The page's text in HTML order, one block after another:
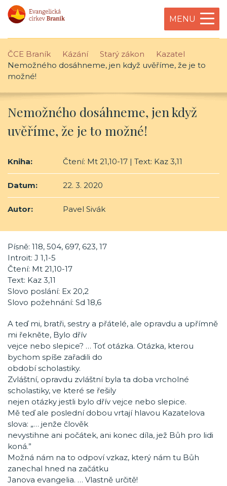
MENU
ČCE Braník Kázání Starý zákon
Kazatel
Nemožného dosáhneme, jen když uvěříme, že je to
možné!
Nemožného dosáhneme, jen když
uvěříme, že je to možné!
Kniha: Čtení: Mt 21,10-17 | Text: Kaz 3,11
Datum: 22. 3. 2020
Autor: Pavel Sivák
Písně: 118, 504, 697, 623, 17
Introit: J 1,1-5
Čtení: Mt 21,10-17
Text: Kaz 3,11
Slovo poslání: Ex 20,2
Slovo požehnání: Sd 18,6
A teď mi, bratři, sestry a přátelé, ale opravdu a upřímně
mi řekněte, Bylo dřív
vejce nebo slepice? … Toť otázka. Otázka, kterou
bychom spíše zařadili do
období scholastiky.
Zvláštní, opravdu zvláštní byla ta doba vrcholné
scholastiky, ve které se řešily
nejen otázky jestli bylo dřív vejce nebo slepice.
Mě teď ale poslední dobou vrtají hlavou Kazatelova
slova: „… jenže člověk
nevystihne ani počátek, ani konec díla, jež Bůh pro lidi
koná.”
Možná nám na to odpoví vzkaz, který nám tu Bůh
zanechal hned na začátku
Janova evangelia. … Vlastně určitě!